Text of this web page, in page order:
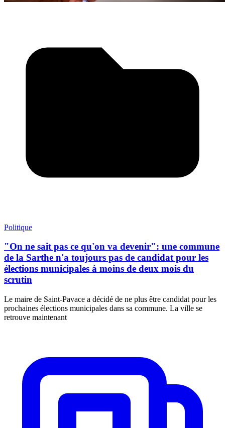
Politique
"On ne sait pas ce qu'on va devenir": une commune
de la Sarthe n'a toujours pas de candidat pour les
élections municipales à moins de deux mois du
scrutin
Le maire de Saint-Pavace a décidé de ne plus être candidat pour les
prochaines élections municipales dans sa commune. La ville se
retrouve maintenant